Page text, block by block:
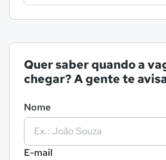
Quer saber quando a
chegar? A gente te
Nome
E-mail